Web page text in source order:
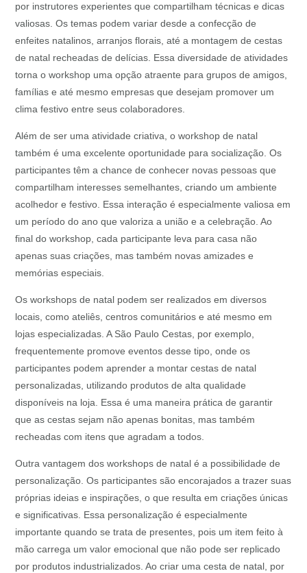
por instrutores experientes que compartilham técnicas e dicas
valiosas. Os temas podem variar desde a confecção de
enfeites natalinos, arranjos florais, até a montagem de cestas
de natal recheadas de delícias. Essa diversidade de atividades
torna o workshop uma opção atraente para grupos de amigos,
famílias e até mesmo empresas que desejam promover um
clima festivo entre seus colaboradores.
Além de ser uma atividade criativa, o workshop de natal
também é uma excelente oportunidade para socialização. Os
participantes têm a chance de conhecer novas pessoas que
compartilham interesses semelhantes, criando um ambiente
acolhedor e festivo. Essa interação é especialmente valiosa em
um período do ano que valoriza a união e a celebração. Ao
final do workshop, cada participante leva para casa não
apenas suas criações, mas também novas amizades e
memórias especiais.
Os workshops de natal podem ser realizados em diversos
locais, como ateliês, centros comunitários e até mesmo em
lojas especializadas. A São Paulo Cestas, por exemplo,
frequentemente promove eventos desse tipo, onde os
participantes podem aprender a montar cestas de natal
personalizadas, utilizando produtos de alta qualidade
disponíveis na loja. Essa é uma maneira prática de garantir
que as cestas sejam não apenas bonitas, mas também
recheadas com itens que agradam a todos.
Outra vantagem dos workshops de natal é a possibilidade de
personalização. Os participantes são encorajados a trazer suas
próprias ideias e inspirações, o que resulta em criações únicas
e significativas. Essa personalização é especialmente
importante quando se trata de presentes, pois um item feito à
mão carrega um valor emocional que não pode ser replicado
por produtos industrializados. Ao criar uma cesta de natal, por